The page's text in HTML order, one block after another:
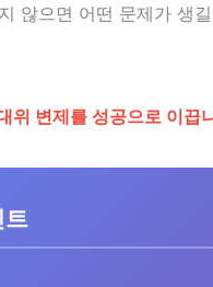
않으면 어떤 문제가 생
위 변제를 성공으로 이끕
트